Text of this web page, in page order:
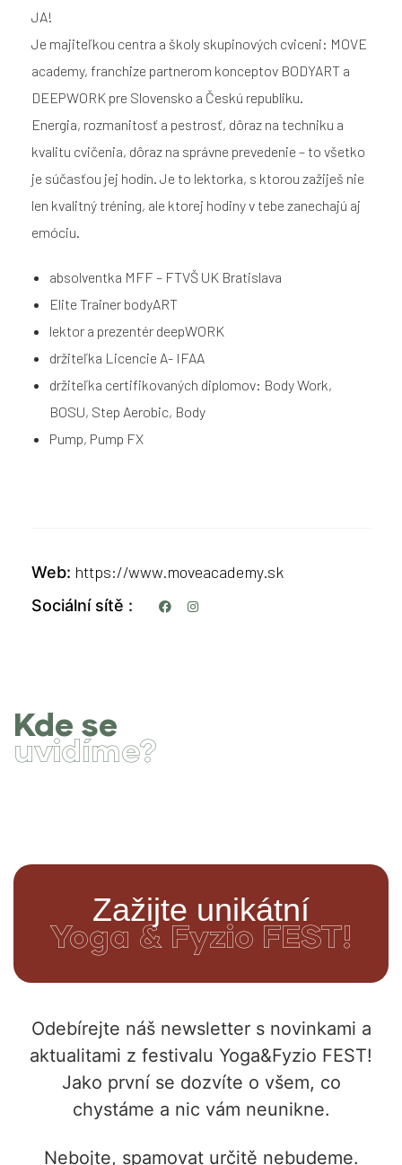
JA!
Je majiteľkou centra a školy skupinových cviceni: MOVE
academy, franchize partnerom konceptov BODYART a
DEEPWORK pre Slovensko a Českú republiku.
Energia, rozmanitosť a pestrosť, dôraz na techniku a
kvalitu cvičenia, dôraz na správne prevedenie – to všetko
je súčasťou jej hodín. Je to lektorka, s ktorou zažiješ nie
len kvalitný tréning, ale ktorej hodiny v tebe zanechajú aj
emóciu.
absolventka MFF – FTVŠ UK Bratislava
Elite Trainer bodyART
lektor a prezentér deepWORK
držiteľka Licencie A- IFAA
držiteľka certifikovaných diplomov: Body Work,
BOSU, Step Aerobic, Body
Pump, Pump FX
Web https://www.moveacademy.sk
Sociální sítě
Kde se
uvidíme?
Zažijte unikátní
Yoga & Fyzio FEST!
Odebírejte náš newsletter s novinkami a
aktualitami z festivalu Yoga&Fyzio FEST!
Jako první se dozvíte o všem, co
chystáme a nic vám neunikne.
Nebojte, spamovat určitě nebudeme.